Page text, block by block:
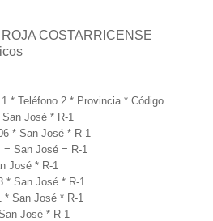
COSTARRICENSE
* Teléfono 2 * Provincia * Código
José * R-1
* San José * R-1
= San José = R-1
José * R-1
* San José * R-1
* San José * R-1
José * R-1